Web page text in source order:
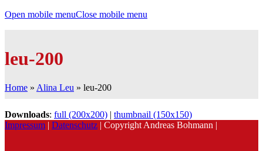
Open mobile menuClose mobile menu
leu-200
Home » Alina Leu » leu-200
Downloads: full (200x200) | thumbnail (150x150)
Impressum | Datenschutz | Copyright Andreas Bohmann |